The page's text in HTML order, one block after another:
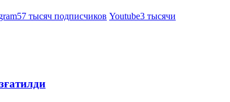
57 тысяч подписчиков Youtube3 тысячи